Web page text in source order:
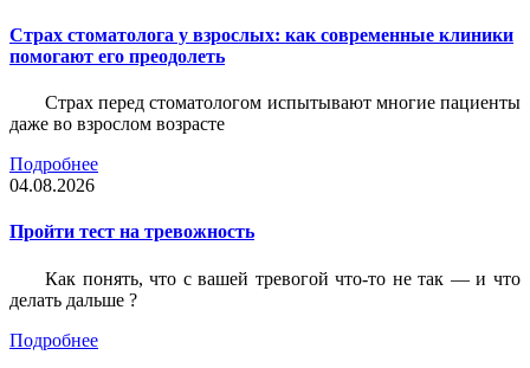
Страх стоматолога у взрослых: как современные клиники
помогают его преодолеть
Страх перед стоматологом испытывают многие пациенты
даже во взрослом возрасте
Подробнее
04.08.2026
Пройти тест на тревожность
Как понять, что с вашей тревогой что-то не так — и что
делать дальше ?
Подробнее